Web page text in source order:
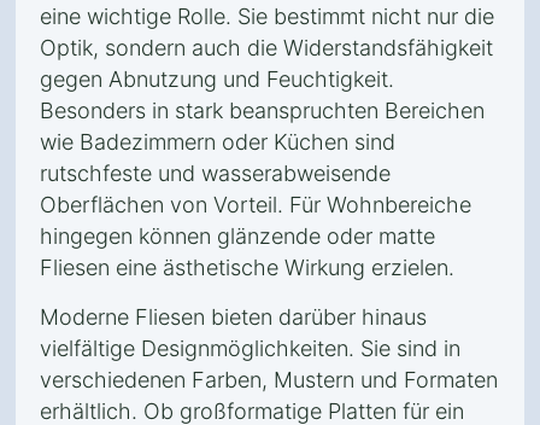
eine wichtige Rolle. Sie bestimmt nicht nur die
Optik, sondern auch die Widerstandsfähigkeit
gegen Abnutzung und Feuchtigkeit.
Besonders in stark beanspruchten Bereichen
wie Badezimmern oder Küchen sind
rutschfeste und wasserabweisende
Oberflächen von Vorteil. Für Wohnbereiche
hingegen können glänzende oder matte
Fliesen eine ästhetische Wirkung erzielen.
Moderne Fliesen bieten darüber hinaus
vielfältige Designmöglichkeiten. Sie sind in
verschiedenen Farben, Mustern und Formaten
erhältlich. Ob großformatige Platten für ein